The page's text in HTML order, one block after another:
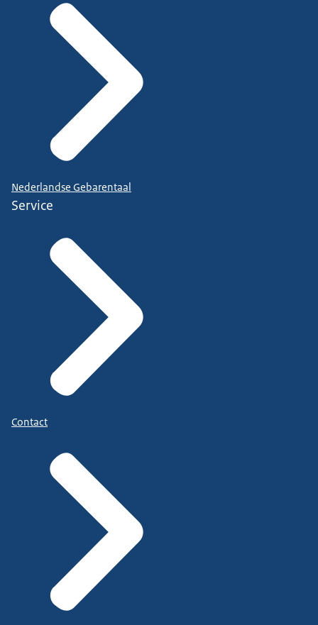
Nederlandse Gebarentaal
Service
Contact